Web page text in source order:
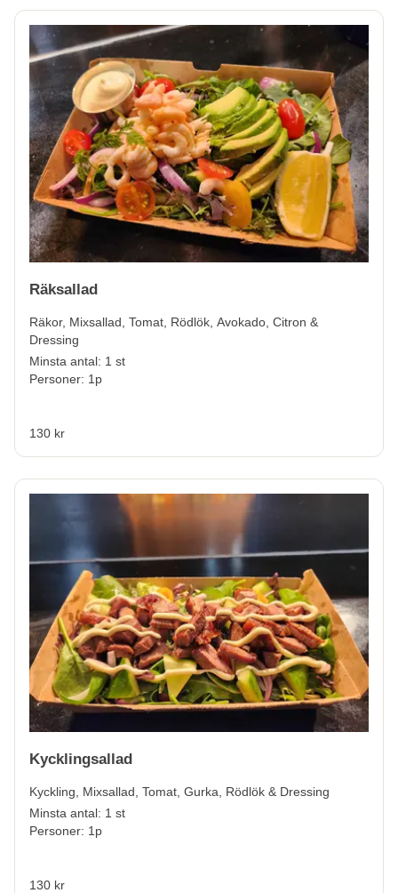
Räksallad
Räkor, Mixsallad, Tomat, Rödlök, Avokado, Citron &
Dressing
Minsta antal: 1 st
Personer: 1p
130 kr
Kycklingsallad
Kyckling, Mixsallad, Tomat, Gurka, Rödlök & Dressing
Minsta antal: 1 st
Personer: 1p
130 kr